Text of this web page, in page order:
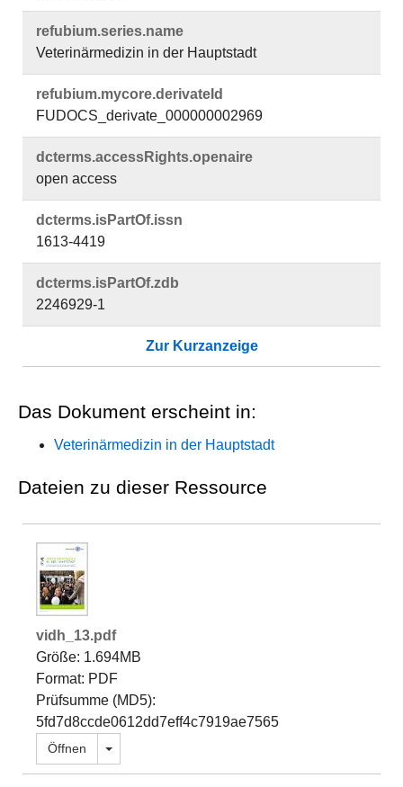
refubium.​series.​name
Veterinärmedizin in der Hauptstadt
refubium.​mycore.​derivateId
FUDOCS_derivate_000000002969
dcterms.​accessRights.​openaire
open access
dcterms.​isPartOf.​issn
1613-4419
dcterms.​isPartOf.​zdb
2246929-1
Zur Kurzanzeige
Das Dokument erscheint in:
Veterinärmedizin in der Hauptstadt
Dateien zu dieser Ressource
vidh_13.pdf
Größe: 1.694MB
Format: PDF
Prüfsumme (MD5):
5fd7d8ccde0612dd7eff4c7919ae7565
Öffnen Dropdown öffnen